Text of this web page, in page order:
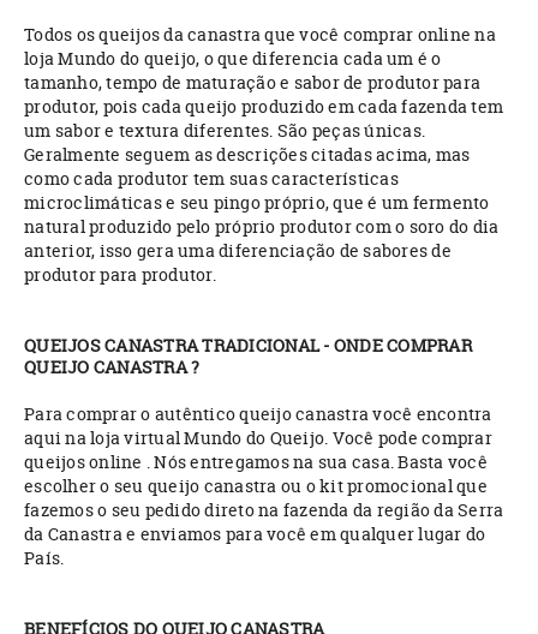
Todos os queijos da canastra que você comprar online na
loja Mundo do queijo, o que diferencia cada um é o
tamanho, tempo de maturação e sabor de produtor para
produtor, pois cada queijo produzido em cada fazenda tem
um sabor e textura diferentes. São peças únicas.
Geralmente seguem as descrições citadas acima, mas
como cada produtor tem suas características
microclimáticas e seu pingo próprio, que é um fermento
natural produzido pelo próprio produtor com o soro do dia
anterior, isso gera uma diferenciação de sabores de
produtor para produtor.
QUEIJOS CANASTRA TRADICIONAL - ONDE COMPRAR
QUEIJO CANASTRA ?
Para comprar o autêntico queijo canastra você encontra
aqui na loja virtual Mundo do Queijo. Você pode comprar
queijos online . Nós entregamos na sua casa. Basta você
escolher o seu queijo canastra ou o kit promocional que
fazemos o seu pedido direto na fazenda da região da Serra
da Canastra e enviamos para você em qualquer lugar do
País.
BENEFÍCIOS DO QUEIJO CANASTRA